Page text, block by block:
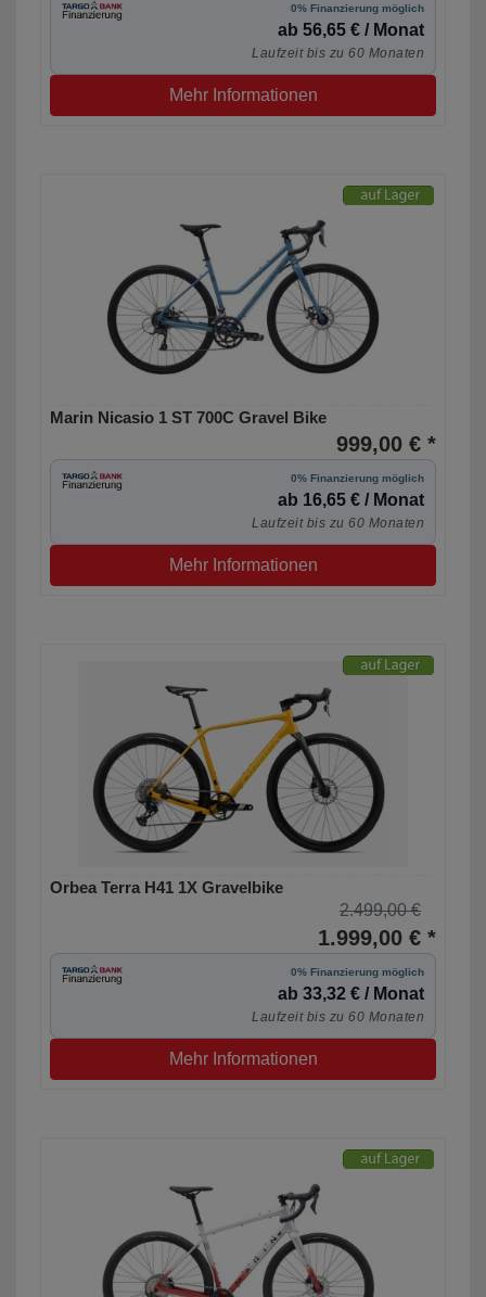
0% Finanzierung möglich
ab 56,65 € / Monat
Laufzeit bis zu 60 Monaten
Mehr Informationen
Marin Nicasio 1 ST 700C Gravel Bike
999,00 € *
0% Finanzierung möglich
ab 16,65 € / Monat
Laufzeit bis zu 60 Monaten
Mehr Informationen
Orbea Terra H41 1X Gravelbike
2.499,00 €
1.999,00 € *
0% Finanzierung möglich
ab 33,32 € / Monat
Laufzeit bis zu 60 Monaten
Mehr Informationen